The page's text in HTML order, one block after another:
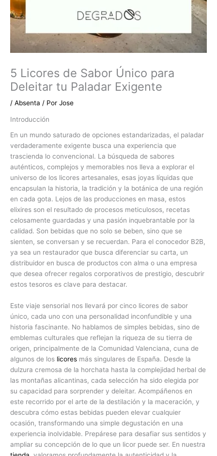
5 Licores de Sabor Único para
Deleitar tu Paladar Exigente
/Absenta / PorJose
Introducción
En un mundo saturado de opciones estandarizadas, el paladar
verdaderamente exigente busca una experiencia que
trascienda lo convencional. La búsqueda de sabores
auténticos, complejos y memorables nos lleva a explorar el
universo de los licores artesanales, esas joyas líquidas que
encapsulan la historia, la tradición y la botánica de una región
en cada gota. Lejos de las producciones en masa, estos
elixires son el resultado de procesos meticulosos, recetas
celosamente guardadas y una pasión inquebrantable por la
calidad. Son bebidas que no solo se beben, sino que se
sienten, se conversan y se recuerdan. Para el conocedor B2B,
ya sea un restaurador que busca diferenciar su carta, un
distribuidor en busca de productos con alma o una empresa
que desea ofrecer regalos corporativos de prestigio, descubrir
estos tesoros es clave para destacar.
Este viaje sensorial nos llevará por cinco licores de sabor
único, cada uno con una personalidad inconfundible y una
historia fascinante. No hablamos de simples bebidas, sino de
emblemas culturales que reflejan la riqueza de su tierra de
origen, principalmente de la Comunidad Valenciana, cuna de
algunos de los licores más singulares de España. Desde la
dulzura cremosa de la horchata hasta la complejidad herbal de
las montañas alicantinas, cada selección ha sido elegida por
su capacidad para sorprender y deleitar. Acompáñenos en
este recorrido por el arte de la destilación y la maceración, y
descubra cómo estas bebidas pueden elevar cualquier
ocasión, transformando una simple degustación en una
experiencia inolvidable. Prepárese para desafiar sus sentidos y
ampliar su concepción de lo que un licor puede ser. En nuestra